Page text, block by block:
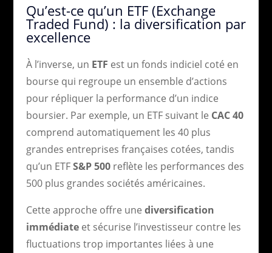
Qu’est-ce qu’un ETF (Exchange
Traded Fund) : la diversification par
excellence
À l’inverse, un ETF est un fonds indiciel coté en
bourse qui regroupe un ensemble d’actions
pour répliquer la performance d’un indice
boursier. Par exemple, un ETF suivant le CAC 40
comprend automatiquement les 40 plus
grandes entreprises françaises cotées, tandis
qu’un ETFS&P 500reflète les performances des
500 plus grandes sociétés américaines.
Cette approche offre une diversification
immédiateet sécurise l’investisseur contre les
fluctuations trop importantes liées à une